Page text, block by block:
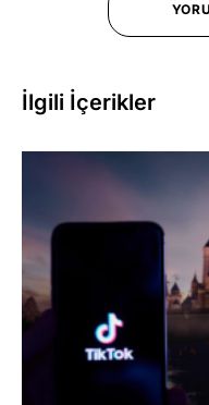
İlgili İçerikler